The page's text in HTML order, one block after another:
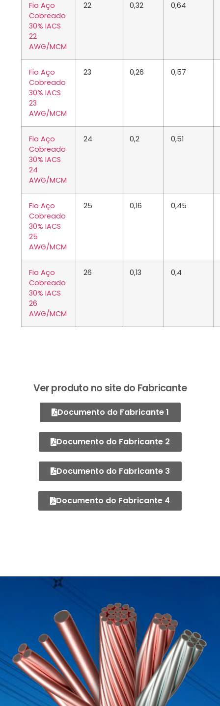
Fio Aço
Cobreado
30% IACS
22
AWG/MCM
22 0,32 0,64
Fio Aço
Cobreado
30% IACS
23
AWG/MCM
23 0,26 0,57
Fio Aço
Cobreado
30% IACS
24
AWG/MCM
24 0,2 0,51
Fio Aço
Cobreado
30% IACS
25
AWG/MCM
25 0,16 0,45
Fio Aço
Cobreado
30% IACS
26
AWG/MCM
26 0,13 0,4
Ver produto no site do Fabricante
Documento do Fabricante 1
Documento do Fabricante 2
Documento do Fabricante 3
Documento do Fabricante 4